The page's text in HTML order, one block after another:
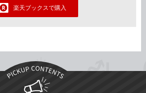
楽天ブックスで購入